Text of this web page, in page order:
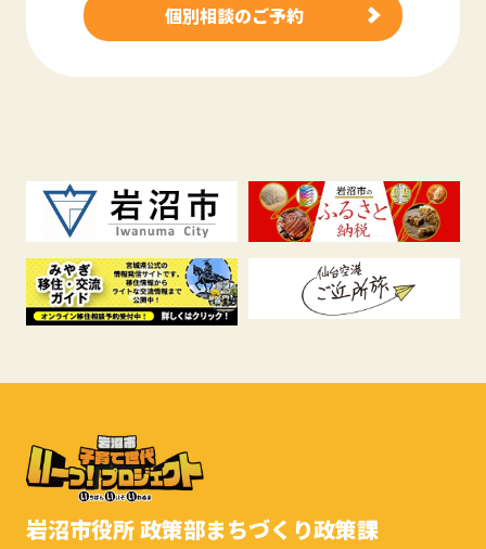
個別相談のご予約
岩沼市役所 政策部まちづくり政策課